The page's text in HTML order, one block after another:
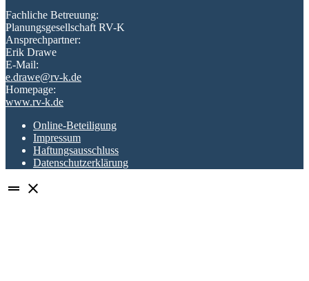
Fachliche Betreuung:
Planungsgesellschaft RV-K
Ansprechpartner:
Erik Drawe
E-Mail:
e.drawe@rv-k.de
Homepage:
www.rv-k.de
Online-Beteiligung
Impressum
Haftungsausschluss
Datenschutzerklärung
drag_handle close